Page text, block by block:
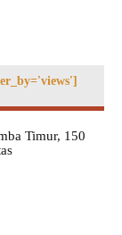
Timur, 150